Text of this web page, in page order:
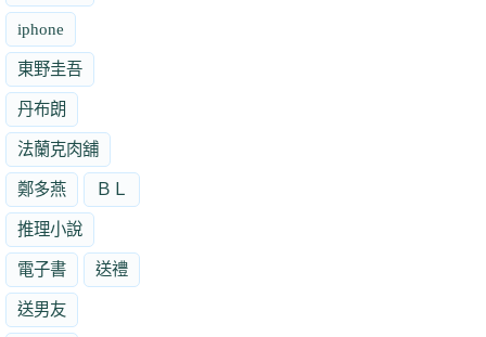
iphone
東野圭吾
丹布朗
法蘭克肉舖
鄭多燕 ＢＬ
推理小說
電子書 送禮
送男友